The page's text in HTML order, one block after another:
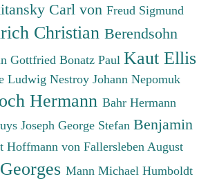
Carl von Freud Sigmund
Christian Berendsohn
Gottfried Bonatz Paul Kaut Ellis
Ludwig Nestroy Johann Nepomuk
Hermann Bahr Hermann
Joseph George Stefan Benjamin
Hoffmann von Fallersleben August
Mann Michael Humboldt